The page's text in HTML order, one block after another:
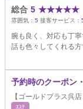
総合 5 ★★★★★
雰囲気： 5 接客サービス：
腕も良く、対応も丁
話も色々してくれる方
予約時のクーポン
【ゴールドプラス呉
ｴｽﾃ